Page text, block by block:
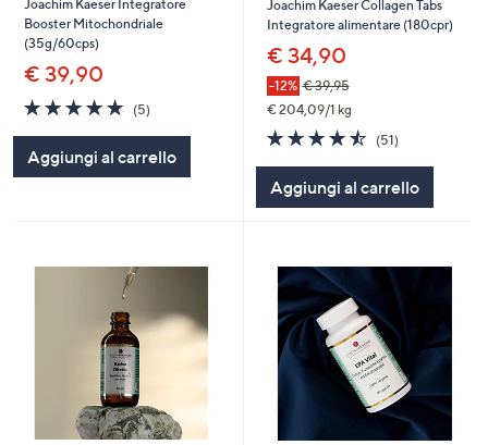
Joachim Kaeser Integratore
Booster Mitochondriale
(35g/60cps)
€ 39,90
5.0
of
5
Stars
(5)
Aggiungi al carrello
Joachim Kaeser Collagen Tabs
Integratore alimentare (180cpr)
€ 34,90
-12% € 39,95
€ 204,09/1 kg
4.5
of
5
Stars
(51)
Aggiungi al carrello